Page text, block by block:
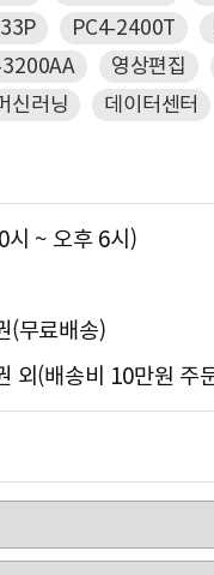
PC4-2400T
3200AA 영상편집
신러닝 데이터센터
시 ~ 오후 6시)
(무료배송)
외(배송비 10만원 주